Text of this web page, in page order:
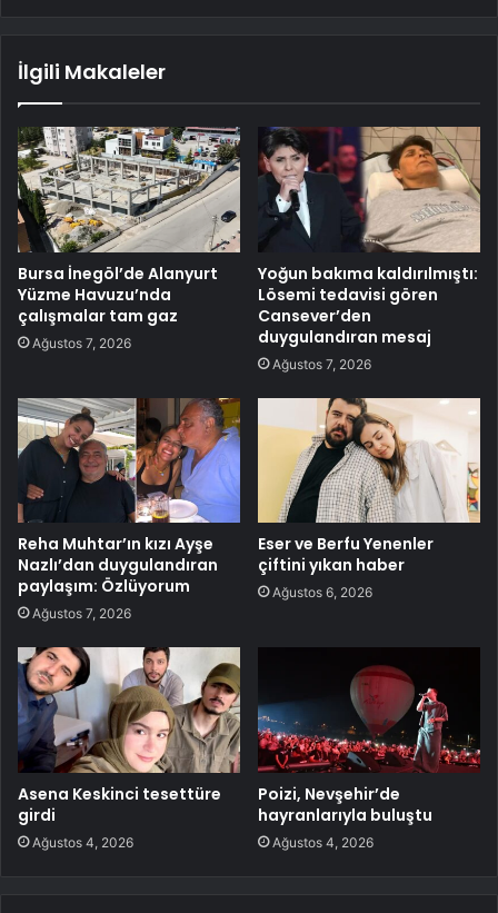
İlgili Makaleler
Bursa İnegöl’de Alanyurt
Yüzme Havuzu’nda
çalışmalar tam gaz
Ağustos 7, 2026
Yoğun bakıma kaldırılmıştı:
Lösemi tedavisi gören
Cansever’den
duygulandıran mesaj
Ağustos 7, 2026
Reha Muhtar’ın kızı Ayşe
Nazlı’dan duygulandıran
paylaşım: Özlüyorum
Ağustos 7, 2026
Eser ve Berfu Yenenler
çiftini yıkan haber
Ağustos 6, 2026
Asena Keskinci tesettüre
girdi
Ağustos 4, 2026
Poizi, Nevşehir’de
hayranlarıyla buluştu
Ağustos 4, 2026